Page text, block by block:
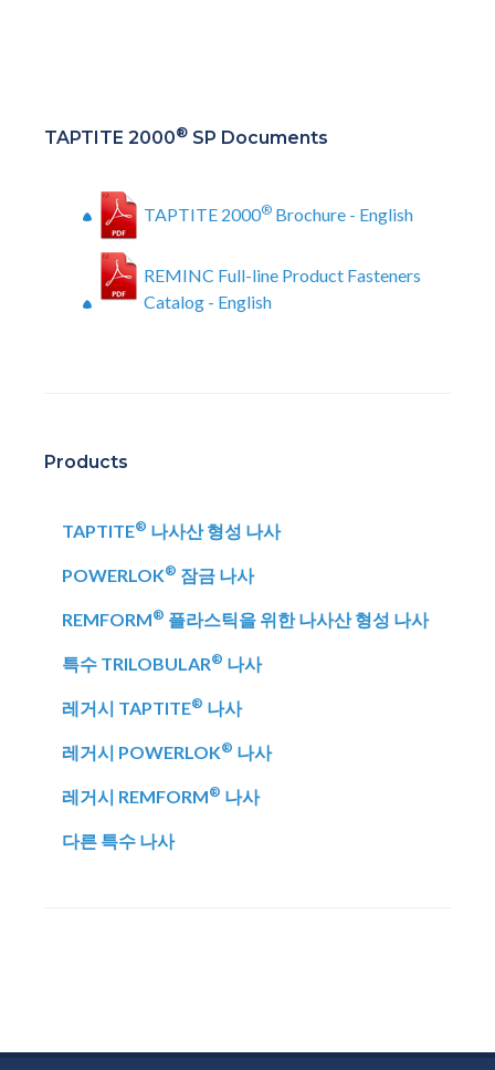
TAPTITE 2000® SP Documents
TAPTITE 2000® Brochure - English
REMINC Full-line Product Fasteners
Catalog - English
Products
TAPTITE® 나사산 형성 나사
POWERLOK® 잠금 나사
REMFORM® 플라스틱을 위한 나사산 형성 나사
특수 TRILOBULAR® 나사
레거시 TAPTITE® 나사
레거시 POWERLOK® 나사
레거시 REMFORM® 나사
다른 특수 나사